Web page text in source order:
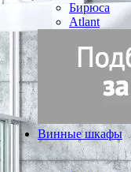
Бирюса
Atlant
Винные шкафы